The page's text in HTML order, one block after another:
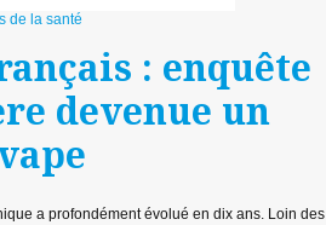
de la santé
: enquête
devenue un
a profondément évolué en dix ans. Loin des